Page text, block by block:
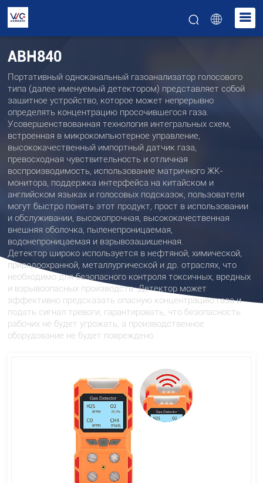
ABH840
Портативный одноканальный газоанализатор голосового
типа (далее именуемый детектором) представляет собой
защитное устройство, которое может непрерывно
определять концентрацию просочившегося газа.
Усовершенствованная технология интегральных схем,
встроенная в микрокомпьютерное управление,
высококачественный импортный датчик газа,
превосходная чувствительность и отличная
воспроизводимость, использование матричного ЖК-
монитора, поддержка интерфейса на китайском и
английском языках и голосовых подсказок, пользователи
могут быстро понять этот продукт, прост в использовании
и обслуживании, высокопрочная, высококачественная
внешняя оболочка, пыленепроницаемая,
водонепроницаемая и взрывозащищенная.
Детектор широко используется в нефтяной, химической,
природоохранной, металлургической и др. отраслях, что
необходимо для безопасного контроля токсичных, вредных
и взрывоопасных производств. Детектор может
эффективно предсказать опасную концентрацию газа и
подать сигнал тревоги, гарантировать, что безопасность
рабочих не будет угрожать, а производственное
оборудование не будет повреждено.